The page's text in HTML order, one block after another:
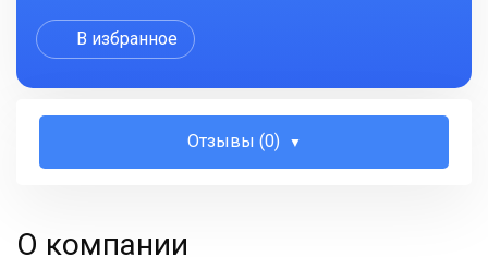
В избранное
Отзывы (0)
О компании